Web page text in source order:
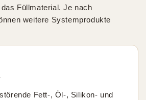
Füllmaterial. Je nach
weitere Systemprodukte
Fett-, Öl-, Silikon- und